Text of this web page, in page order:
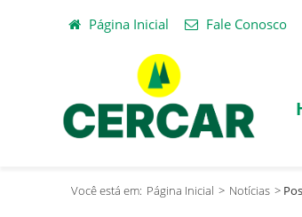
Página Inicial Fale Conosco
Você está em: Página Inicial > Notícias >